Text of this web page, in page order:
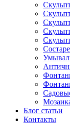
Блог статьи
Контакты